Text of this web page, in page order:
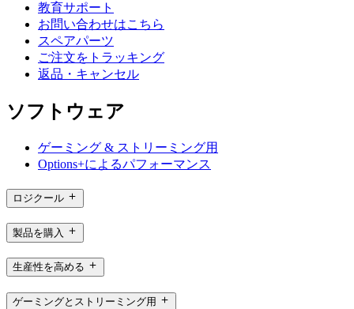
教育サポート
お問い合わせはこちら
スペアパーツ
ご注文をトラッキング
返品・キャンセル
ソフトウェア
ゲーミング & ストリーミング用
Options+によるパフォーマンス
ロジクール
製品を購入
生産性を高める
ゲーミングとストリーミング用